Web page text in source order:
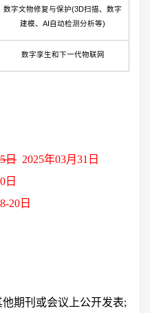
数字文物修复与保护(3D扫描、数字
建模、AI自动检测分析等)
数字孪生和下一代物联网
日 2025年03月31日
日
20日
期刊或会议上公开发表;